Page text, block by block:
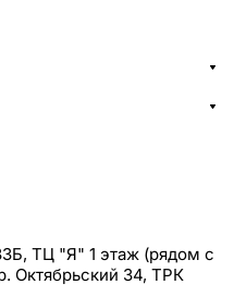
ТЦ "Я" 1 этаж (рядом с
Октябрьский 34, ТРК